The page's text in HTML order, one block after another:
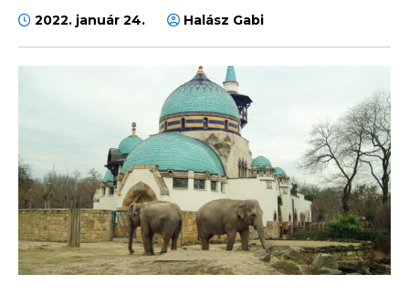
2022. január 24. Halász Gabi